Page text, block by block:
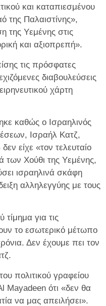
και καταπιεσμένου
της Παλαιστίνης»,
της Υεμένης στις
και αξιοπρεπή».
τις πρόσφατες
διαβουλεύσεις
χάρτη
καθώς ο Ισραηλινός
Ισραήλ Κατζ,
είχε «τον τελευταίο
των Χούθι της Υεμένης,
ισραηλινά σκάφη
αλληλεγγύης με τους
για τις
το εσωτερικό μέτωπο
Δεν έχουμε πει τον
πολιτικού γραφείου
ότι «δεν θα
να μας απειλήσει».